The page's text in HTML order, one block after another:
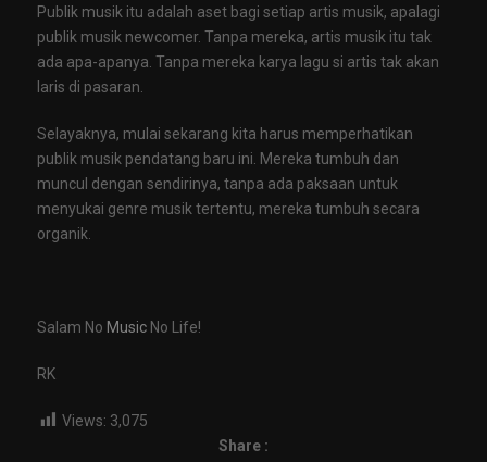
Publik musik itu adalah aset bagi setiap artis musik, apalagi
publik musik newcomer. Tanpa mereka, artis musik itu tak
ada apa-apanya. Tanpa mereka karya lagu si artis tak akan
laris di pasaran.
Selayaknya, mulai sekarang kita harus memperhatikan
publik musik pendatang baru ini. Mereka tumbuh dan
muncul dengan sendirinya, tanpa ada paksaan untuk
menyukai genre musik tertentu, mereka tumbuh secara
organik.
Salam No Music No Life!
RK
Views: 3,075
Share :